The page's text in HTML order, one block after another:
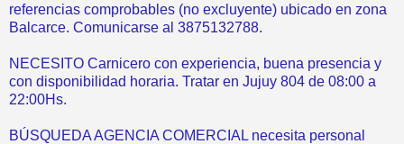
referencias comprobables (no excluyente) ubicado en zona
Balcarce. Comunicarse al 3875132788.
NECESITO Carnicero con experiencia, buena presencia y
con disponibilidad horaria. Tratar en Jujuy 804 de 08:00 a
22:00Hs.
BÚSQUEDA AGENCIA COMERCIAL necesita personal